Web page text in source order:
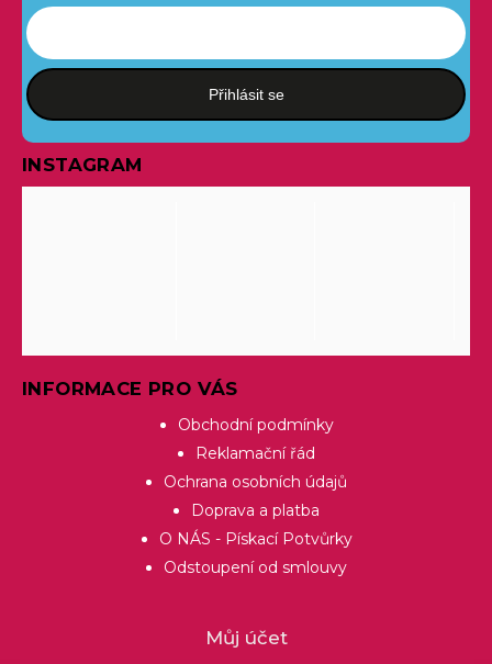
Přihlásit se
INSTAGRAM
INFORMACE PRO VÁS
Obchodní podmínky
Reklamační řád
Ochrana osobních údajů
Doprava a platba
O NÁS - Pískací Potvůrky
Odstoupení od smlouvy
Můj účet